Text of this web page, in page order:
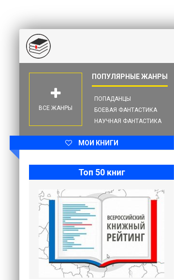
ПОПАДАНЦЫ
БОЕВАЯ ФАНТАСТИКА
НАУЧНАЯ ФАНТАСТИКА
ВСЕ ЖАНРЫ
МОИ КНИГИ
Топ 50 книг